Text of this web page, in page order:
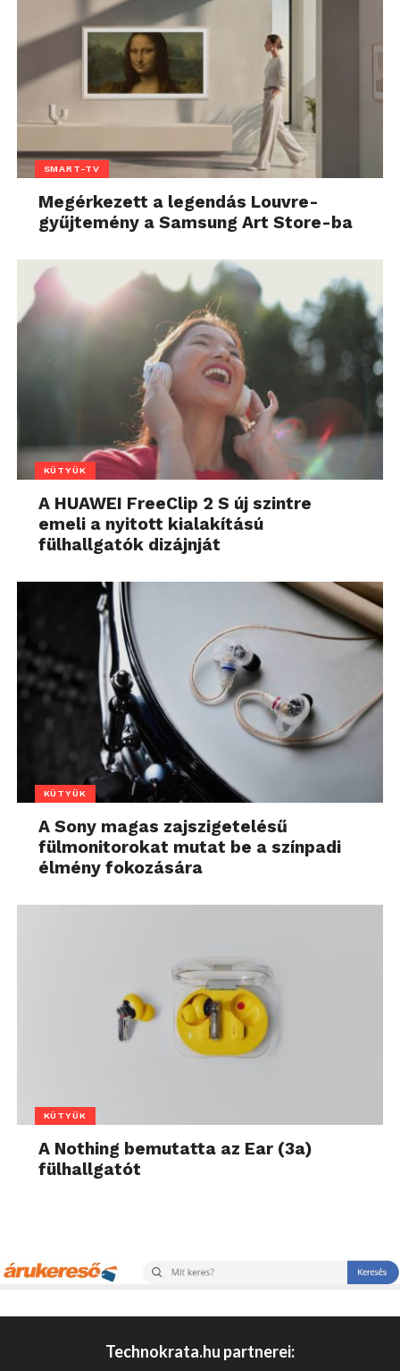
SMART-TV
Megérkezett a legendás Louvre-
gyűjtemény a Samsung Art Store-ba
KÜTYÜK
A HUAWEI FreeClip 2 S új szintre
emeli a nyitott kialakítású
fülhallgatók dizájnját
KÜTYÜK
A Sony magas zajszigetelésű
fülmonitorokat mutat be a színpadi
élmény fokozására
KÜTYÜK
A Nothing bemutatta az Ear (3a)
fülhallgatót
Technokrata.hu partnerei: